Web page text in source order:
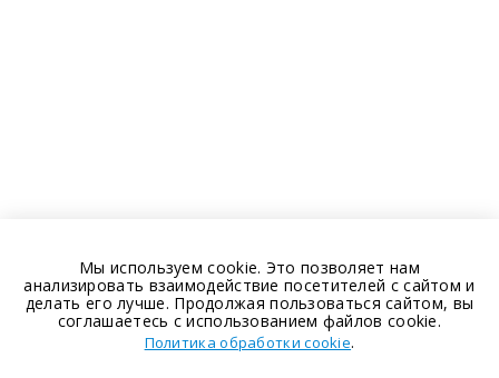
Мы используем cookie. Это позволяет нам
анализировать взаимодействие посетителей с сайтом и
делать его лучше. Продолжая пользоваться сайтом, вы
соглашаетесь с использованием файлов cookie.
Политика обработки cookie.